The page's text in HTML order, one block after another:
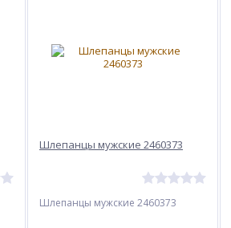
Шлепанцы мужские 2460373
Шлепанцы мужские 2460373